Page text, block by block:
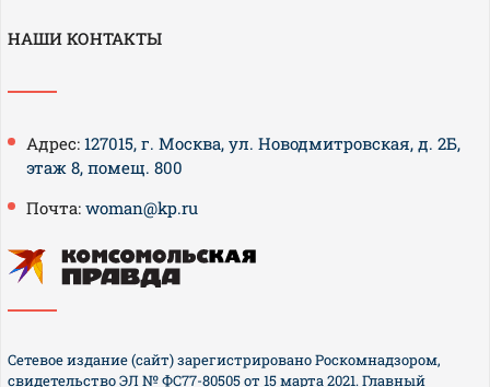
НАШИ КОНТАКТЫ
Адрес: 127015, г. Москва, ул. Новодмитровская, д. 2Б,
этаж 8, помещ. 800
Почта: woman@kp.ru
Сетевое издание (сайт) зарегистрировано Роскомнадзором,
свидетельство ЭЛ № ФС77-80505 от 15 марта 2021. Главный